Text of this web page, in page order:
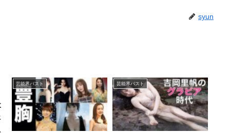
syun
芸能界バスト 芸能界バスト